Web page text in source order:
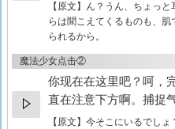
【原文】 ん？うん、ちょっ
らは聞こえてくるものも、
られるから。
魔法少女点击②
你现在在这里吧？呵，
直在注意下方啊。捕捉
【原文】 今そこにいるでしょ